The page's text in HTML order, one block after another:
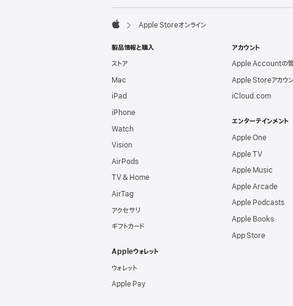
タ
ー
Apple Storeオンライン
製品情報と購入
ストア
Mac
iPad
iPhone
Watch
Vision
AirPods
TV & Home
AirTag
アクセサリ
ギフトカード
Appleウォレット
ウォレット
Apple Pay
アカウント
Apple Accountの
Apple Storeアカウ
iCloud.com
エンターテインメント
Apple One
Apple TV
Apple Music
Apple Arcade
Apple Podcasts
Apple Books
App Store